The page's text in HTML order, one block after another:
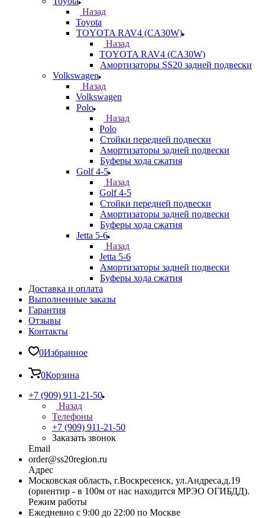
Назад
Toyota
TOYOTA RAV4 (CA30W)
Назад
TOYOTA RAV4 (CA30W)
Амортизаторы SS20 задней подвески
Volkswagen
Назад
Volkswagen
Polo
Назад
Polo
Стойки передней подвески
Амортизаторы задней подвески
Буферы хода сжатия
Golf 4-5
Назад
Golf 4-5
Стойки передней подвески
Амортизаторы задней подвески
Буферы хода сжатия
Jetta 5-6
Назад
Jetta 5-6
Амортизаторы задней подвески
Буферы хода сжатия
Доставка и оплата
Выполненные заказы
Гарантия
Отзывы
Контакты
0Избранное
0Корзина
+7 (909) 911-21-50
Назад
Телефоны
+7 (909) 911-21-50
Заказать звонок
Email
order@ss20region.ru
Адрес
Московская область, г.Воскресенск, ул.Андреса,д.19
(ориентир - в 100м от нас находится МРЭО ОГИБДД).
Режим работы
Ежедневно с 9:00 до 22:00 по Москве